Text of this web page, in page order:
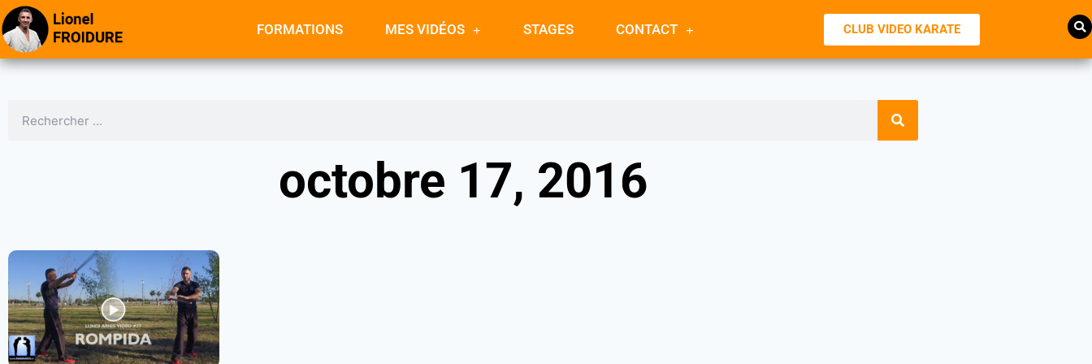
FORMATIONS MES VIDÉOS STAGES CONTACT CLUB VIDEO KARATE
octobre 17, 2016